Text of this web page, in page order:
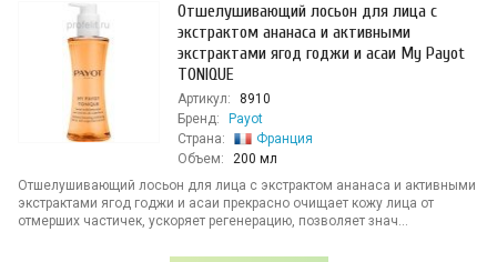
Отшелушивающий лосьон для лица с
экстрактом ананаса и активными
экстрактами ягод годжи и асаи My Payot
TОNIQUE
Артикул:
8910
Бренд:
Payot
Страна:
Франция
Объем:
200 мл
Отшелушивающий лосьон для лица с экстрактом ананаса и активными
экстрактами ягод годжи и асаи прекрасно очищает кожу лица от
отмерших частичек, ускоряет регенерацию, позволяет знач...